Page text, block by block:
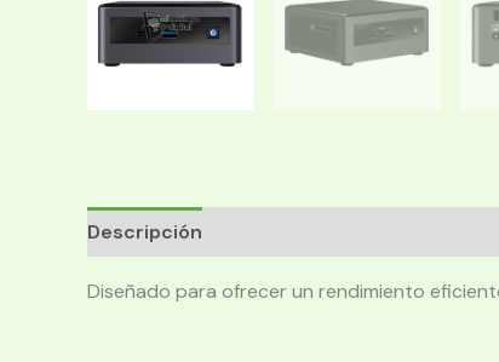
Descripción
Diseñado para ofrecer un rendimiento